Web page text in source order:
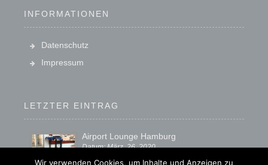
INFORMATIONEN
Datenschutz
Impressum
LETZTER EINTRAG
Airport Lounge Hamburg
Datum: März, 26, 2020
Wir verwenden Cookies, um Inhalte und Anzeigen zu